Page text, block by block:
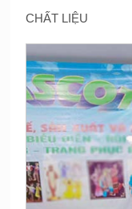
CHẤT LIỆU